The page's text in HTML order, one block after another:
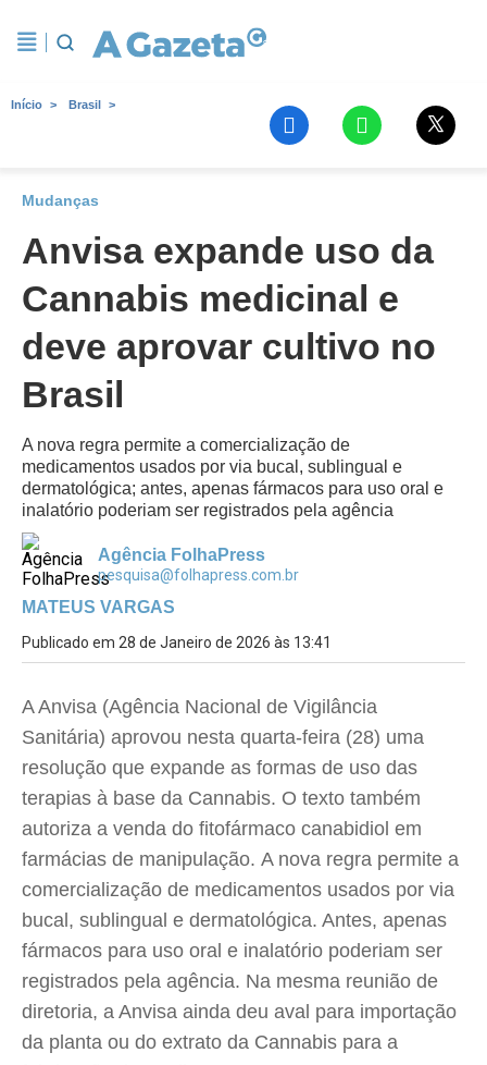
Início Brasil
Mudanças
Anvisa expande uso da
Cannabis medicinal e
deve aprovar cultivo no
Brasil
A nova regra permite a comercialização de
medicamentos usados por via bucal, sublingual e
dermatológica; antes, apenas fármacos para uso oral e
inalatório poderiam ser registrados pela agência
Agência FolhaPress
pesquisa@folhapress.com.br
MATEUS VARGAS
Publicado em 28 de Janeiro de 2026 às 13:41
A Anvisa (Agência Nacional de Vigilância
Sanitária) aprovou nesta quarta-feira (28) uma
resolução que expande as formas de uso das
terapias à base da Cannabis. O texto também
autoriza a venda do fitofármaco canabidiol em
farmácias de manipulação. A nova regra permite a
comercialização de medicamentos usados por via
bucal, sublingual e dermatológica. Antes, apenas
fármacos para uso oral e inalatório poderiam ser
registrados pela agência. Na mesma reunião de
diretoria, a Anvisa ainda deu aval para importação
da planta ou do extrato da Cannabis para a